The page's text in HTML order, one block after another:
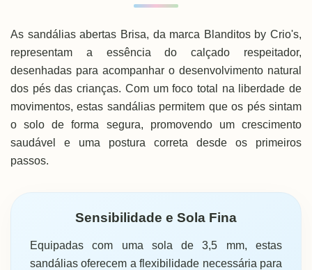
As sandálias abertas Brisa, da marca Blanditos by Crio's,
representam a essência do calçado respeitador,
desenhadas para acompanhar o desenvolvimento natural
dos pés das crianças. Com um foco total na liberdade de
movimentos, estas sandálias permitem que os pés sintam
o solo de forma segura, promovendo um crescimento
saudável e uma postura correta desde os primeiros
passos.
Sensibilidade e Sola Fina
Equipadas com uma sola de 3,5 mm, estas
sandálias oferecem a flexibilidade necessária para